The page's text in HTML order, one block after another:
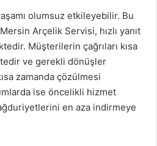
olumsuz etkileyebilir. Bu
Arçelik Servisi, hızlı yanıt
Müşterilerin çağrıları kısa
ve gerekli dönüşler
zamanda çözülmesi
ise öncelikli hizmet
en aza indirmeye